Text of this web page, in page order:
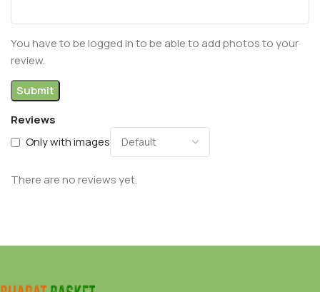
Reviews
Only with images
There are no reviews yet.
You have to be logged in to be able to add photos to your
review.